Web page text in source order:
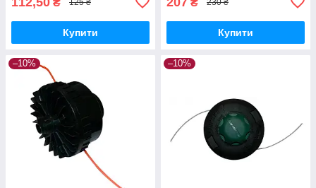
125 ₴
Купити
230 ₴
Купити
–10% –10%